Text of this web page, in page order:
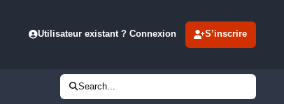
Utilisateur existant ? Connexion S’inscrire
Search...